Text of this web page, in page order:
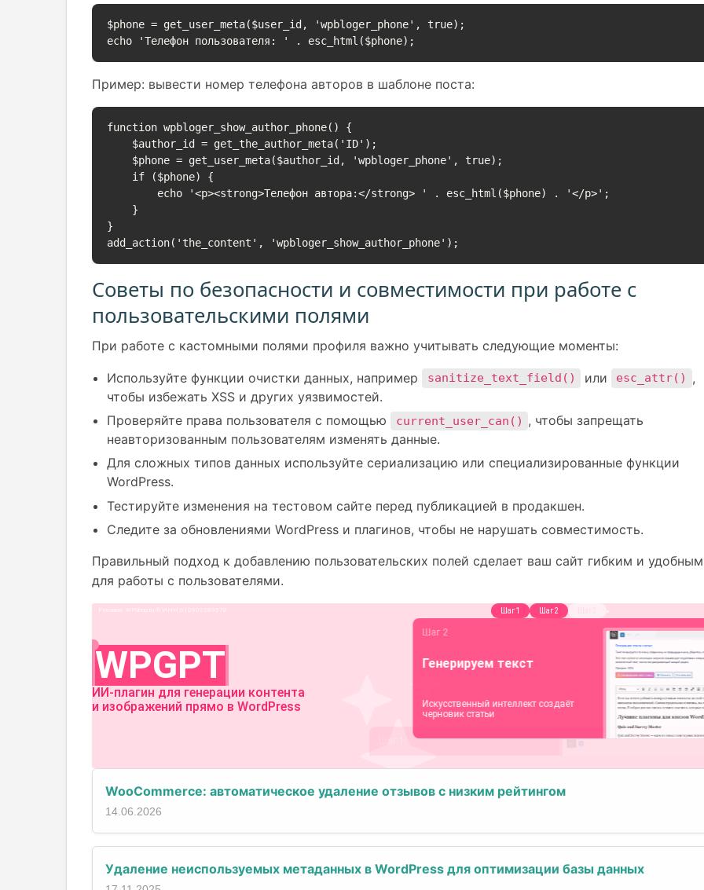
$phone = get_user_meta($user_id, 'wpbloger_phone', true);
echo 'Телефон пользователя: ' . esc_html($phone);
Пример: вывести номер телефона авторов в шаблоне поста:
function wpbloger_show_author_phone() {
}
add_action('the_content', 'wpbloger_show_author_phone');
Советы по безопасности и совместимости при работе с
пользовательскими полями
При работе с кастомными полями профиля важно учитывать следующие моменты:
Используйте функции очистки данных, например sanitize_text_field() или esc_attr()
,
чтобы избежать XSS и других уязвимостей.
Проверяйте права пользователя с помощью
current_user_can() , чтобы запрещать
неавторизованным пользователям изменять данные.
Для сложных типов данных используйте сериализацию или специализированные функции
WordPress.
Тестируйте изменения на тестовом сайте перед публикацией в продакшен.
Следите за обновлениями WordPress и плагинов, чтобы не нарушать совместимость.
Правильный подход к добавлению пользовательских полей сделает ваш сайт гибким и удобным
для работы с пользователями.
WooCommerce: автоматическое удаление отзывов с низким рейтингом
14.06.2026
Удаление неиспользуемых метаданных в WordPress для оптимизации базы данных